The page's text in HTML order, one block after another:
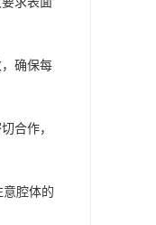
确保每
合作，
腔体的